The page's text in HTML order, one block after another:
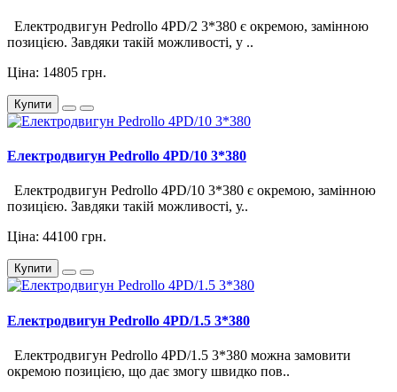
Електродвигун Pedrollo 4PD/2 3*380 є окремою, замінною
позицією. Завдяки такій можливості, у ..
Ціна: 14805 грн.
Купити
Електродвигун Pedrollo 4PD/10 3*380
Електродвигун Pedrollo 4PD/10 3*380 є окремою, замінною
позицією. Завдяки такій можливості, у..
Ціна: 44100 грн.
Купити
Електродвигун Pedrollo 4PD/1.5 3*380
Електродвигун Pedrollo 4PD/1.5 3*380 можна замовити
окремою позицією, що дає змогу швидко пов..